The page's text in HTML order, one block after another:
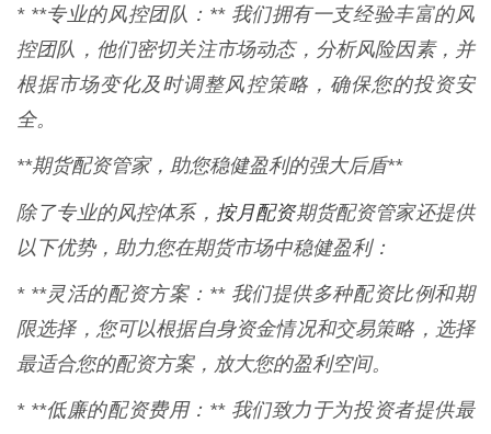
* **专业的风控团队：** 我们拥有一支经验丰富的风
控团队，他们密切关注市场动态，分析风险因素，并
根据市场变化及时调整风控策略，确保您的投资安
全。
**期货配资管家，助您稳健盈利的强大后盾**
除了专业的风控体系， 按月配资期货配资管家还提供
以下优势，助力您在期货市场中稳健盈利：
* **灵活的配资方案：** 我们提供多种配资比例和期
限选择，您可以根据自身资金情况和交易策略，选择
最适合您的配资方案，放大您的盈利空间。
* **低廉的配资费用：** 我们致力于为投资者提供最